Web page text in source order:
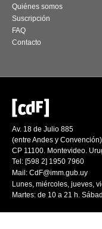
Quiénes somos
Suscripción
FAQ
Contacto
Av. 18 de Julio 885
(entre Andes y Convención)
CP 11100. Montevideo.
Tel: [598 2] 1950 7960
Mail: CdF@imm.gub.uy
Lunes, miércoles, jueves,
Martes: de 10 a 21 h.